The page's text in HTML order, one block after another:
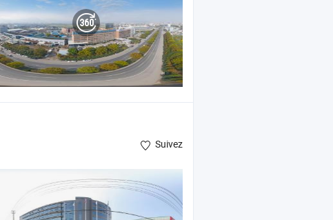
Suivez